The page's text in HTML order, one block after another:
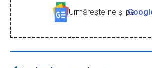
Urmăreşte-ne şi pe